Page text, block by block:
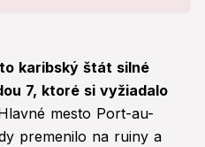
karibský štát silné
7, ktoré si vyžiadalo
mesto Port-au-
premenilo na ruiny a